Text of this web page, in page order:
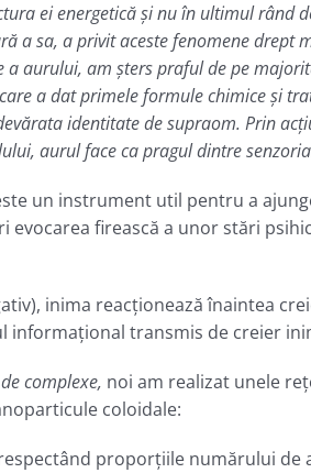
ei energetică şi nu în ultimul
a sa, a privit aceste fenomene drept
aurului, am şters praful de pe
a dat primele formule chimice şi
identitate de supraom. Prin
aurul face ca pragul dintre
un instrument util pentru a
firească a unor stări
inima reacţionează înaintea
informaţional transmis de creier
complexe, noi am realizat unele
coloidale:
proporţiile numărului